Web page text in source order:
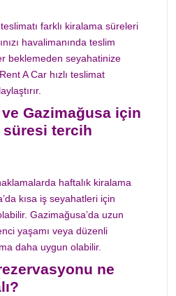
farklı kiralama süreleri
havalimanında teslim
beklemeden seyahatinize
A Car hızlı teslimat
Gazimağusa için
tercih
haftalık kiralama
kısa iş seyahatleri için
Gazimağusa’da uzun
yaşamı veya düzenli
daha uygun olabilir.
ne